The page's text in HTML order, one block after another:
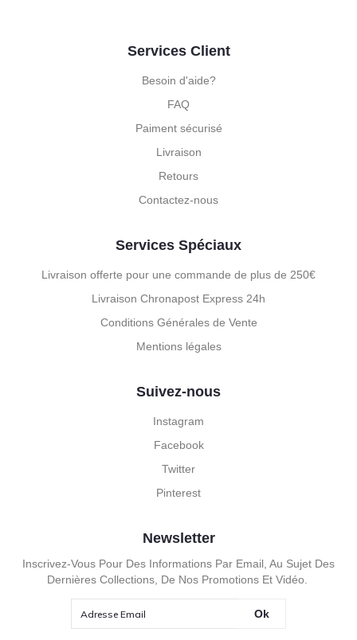
Services Client
Besoin d'aide?
FAQ
Paiment sécurisé
Livraison
Retours
Contactez-nous
Services Spéciaux
Livraison offerte pour une commande de plus de 250€
Livraison Chronapost Express 24h
Conditions Générales de Vente
Mentions légales
Suivez-nous
Instagram
Facebook
Twitter
Pinterest
Newsletter
Inscrivez-Vous Pour Des Informations Par Email, Au Sujet Des
Dernières Collections, De Nos Promotions Et Vidéo.
Ok